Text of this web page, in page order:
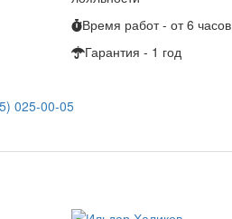
Время работ - от 6 часов
Гарантия - 1 год
025-00-05